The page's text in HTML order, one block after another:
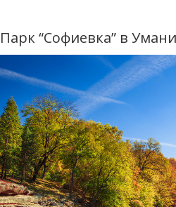
Парк “Софиевка” в Умани